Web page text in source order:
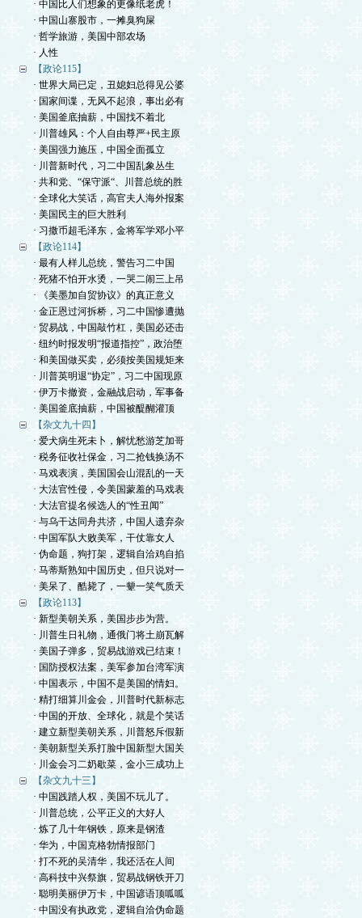
· 中国比人们想象的更像纸老虎！
· 中国山寨股市，一摊臭狗屎
· 哲学旅游，美国中部农场
· 人性
【政论115】
· 世界大局已定，丑媳妇总得见公婆
· 国家间谍，无风不起浪，事出必有
· 美国釜底抽薪，中国找不着北
· 川普雄风：个人自由尊严+民主原
· 美国强力施压，中国全面孤立
· 川普新时代，习二中国乱象丛生
· 共和党、“保守派“、川普总统的胜
· 全球化大笑话，高官夫人海外报案
· 美国民主的巨大胜利
· 习撒币超毛泽东，金将军学邓小平
【政论114】
· 最有人样儿总统，警告习二中国
· 死猪不怕开水烫，一哭二闹三上吊
· 《美墨加自贸协议》的真正意义
· 金正恩过河拆桥，习二中国惨遭抛
· 贸易战，中国敲竹杠，美国必还击
· 纽约时报发明“报道指控”，政治堕
· 和美国做买卖，必须按美国规矩来
· 川普英明退“协定”，习二中国现原
· 伊万卡撤资，金融战启动，军事备
· 美国釜底抽薪，中国被醍醐灌顶
【杂文九十四】
· 爱犬病生死未卜，解忧愁游芝加哥
· 税务征收社保金，习二抢钱换汤不
· 马戏表演，美国国会山混乱的一天
· 大法官性侵，令美国蒙羞的马戏表
· 大法官提名候选人的“性丑闻”
· 与乌干达同舟共济，中国人遗弃杂
· 中国军队大败美军，干仗靠女人
· 伪命题，狗打架，逻辑自洽鸡自掐
· 马蒂斯熟知中国历史，但只说对一
· 美呆了、酷毙了，一颦一笑气质天
【政论113】
· 新型美朝关系，美国步步为营。
· 川普生日礼物，通俄门将土崩瓦解
· 美国子弹多，贸易战游戏已结束！
· 国防授权法案，美军参加台湾军演
· 中国表示，中国不是美国的情妇。
· 精打细算川金会，川普时代新标志
· 中国的开放、全球化，就是个笑话
· 建立新型美朝关系，川普怒斥假新
· 美朝新型关系打脸中国新型大国关
· 川金会习二奶歇菜，金小三成功上
【杂文九十三】
· 中国践踏人权，美国不玩儿了。
· 川普总统，公平正义的大好人
· 炼了几十年钢铁，原来是钢渣
· 华为，中国克格勃情报部门
· 打不死的吴清华，我还活在人间
· 高科技中兴祭旗，贸易战钢铁开刀
· 聪明美丽伊万卡，中国谚语顶呱呱
· 中国没有执政党，逻辑自洽伪命题